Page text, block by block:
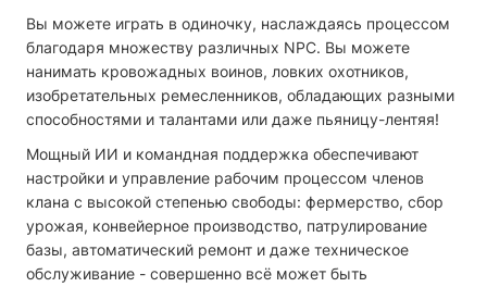
Вы можете играть в одиночку, наслаждаясь процессом
благодаря множеству различных NPC. Вы можете
нанимать кровожадных воинов, ловких охотников,
изобретательных ремесленников, обладающих разными
способностями и талантами или даже пьяницу-лентяя!
Мощный ИИ и командная поддержка обеспечивают
настройки и управление рабочим процессом членов
клана с высокой степенью свободы: фермерство, сбор
урожая, конвейерное производство, патрулирование
базы, автоматический ремонт и даже техническое
обслуживание - совершенно всё может быть